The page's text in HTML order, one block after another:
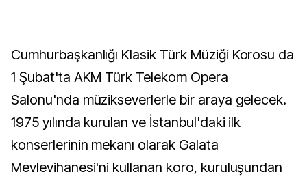
Cumhurbaşkanlığı Klasik Türk Müziği Korosu da
1 Şubat'ta AKM Türk Telekom Opera
Salonu'nda müzikseverlerle bir araya gelecek.
1975 yılında kurulan ve İstanbul'daki ilk
konserlerinin mekanı olarak Galata
Mevlevihanesi'ni kullanan koro, kuruluşundan